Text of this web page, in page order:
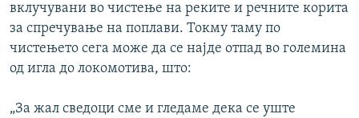
вклучувани во чистење на реките и речните корита
за спречување на поплави. Токму таму по
чистењето сега може да се најде отпад во големина
од игла до локомотива, што:
„За жал сведоци сме и гледаме дека се уште